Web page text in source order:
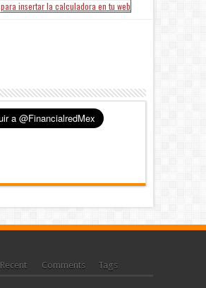
Recent Comments Tags